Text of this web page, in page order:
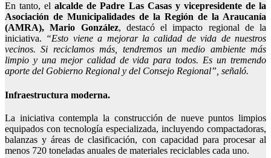
En tanto, elalcalde de Padre Las Casas y vicepresidente de la
Asociación de Municipalidades de la Región de la Araucanía
(AMRA), Mario González, destacó el impacto regional de la
iniciativa. “Esto viene a mejorar la calidad de vida de nuestros
vecinos. Si reciclamos más, tendremos un medio ambiente más
limpio y una mejor calidad de vida para todos. Es un tremendo
aporte del Gobierno Regional y del Consejo Regional” , señaló.
Infraestructura moderna.
La iniciativa contempla la construcción de nueve puntos limpios
equipados con tecnología especializada, incluyendo compactadoras,
balanzas y áreas de clasificación, con capacidad para procesar al
menos 720 toneladas anuales de materiales reciclables cada uno.